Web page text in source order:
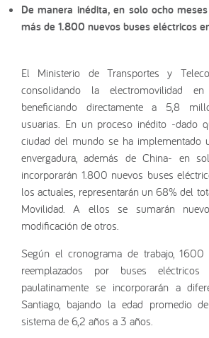
De manera inédita, en solo ocho
más de 1.800 nuevos buses eléctricos
El Ministerio de Transportes y
consolidando la electromovilidad
beneficiando directamente a 5,8
usuarias. En un proceso inédito -dado
ciudad del mundo se ha implementado
envergadura, además de China- en
incorporarán 1.800 nuevos buses
los actuales, representarán un 68% del
Movilidad. A ellos se sumarán
modificación de otros.
Según el cronograma de trabajo, 1600
reemplazados por buses
paulatinamente se incorporarán a
Santiago, bajando la edad promedio
sistema de 6,2 años a 3 años.